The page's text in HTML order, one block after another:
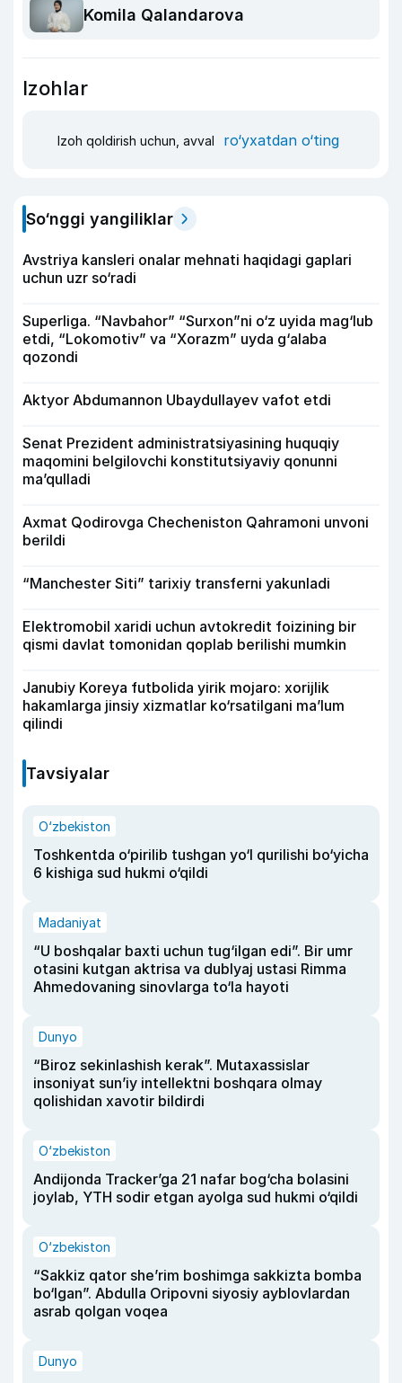
Komila Qalandarova
Izohlar
Izoh qoldirish uchun, avval ro‘yxatdan o‘ting
So‘nggi yangiliklar
Avstriya kansleri onalar mehnati haqidagi gaplari
uchun uzr so‘radi
Superliga. “Navbahor” “Surxon”ni o‘z uyida mag‘lub
etdi, “Lokomotiv” va “Xorazm” uyda g‘alaba
qozondi
Aktyor Abdu­mannon Ubaydullayev vafot etdi
Senat Prezident administratsiyasining huquqiy
maqomini belgilovchi konstitutsiyaviy qonunni
ma’qulladi
Axmat Qodirovga Checheniston Qahramoni unvoni
berildi
“Manchester Siti” tarixiy transferni yakunladi
Elektromobil xaridi uchun avtokredit foizining bir
qismi davlat tomonidan qoplab berilishi mumkin
Janubiy Koreya futbolida yirik mojaro: xorijlik
hakamlarga jinsiy xizmatlar ko‘rsatilgani ma’lum
qilindi
Tavsiyalar
O‘zbekiston
Toshkentda o‘pirilib tushgan yo‘l qurilishi bo‘yicha
6 kishiga sud hukmi o‘qildi
Madaniyat
“U boshqalar baxti uchun tug‘ilgan edi”. Bir umr
otasini kutgan aktrisa va dublyaj ustasi Rimma
Ahmedovaning sinovlarga to‘la hayoti
Dunyo
“Biroz sekinlashish kerak”. Mutaxassislar
insoniyat sun’iy intellektni boshqara olmay
qolishidan xavotir bildirdi
O‘zbekiston
Andijonda Tracker’ga 21 nafar bog‘cha bolasini
joylab, YTH sodir etgan ayolga sud hukmi o‘qildi
O‘zbekiston
“Sakkiz qator she’rim boshimga sakkizta bomba
bo‘lgan”. Abdulla Oripovni siyosiy ayblovlardan
asrab qolgan voqea
Dunyo